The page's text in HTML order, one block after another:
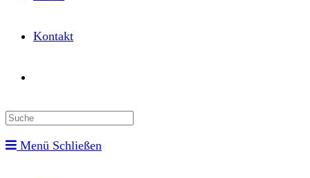
Kontakt
website
Menü Schließen